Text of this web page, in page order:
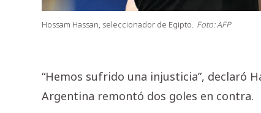
Hossam Hassan, seleccionador de Egipto. Foto: AFP
“Hemos sufrido una injusticia”, declaró
Argentina remontó dos goles en contra.